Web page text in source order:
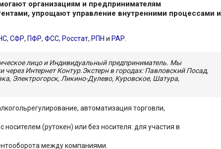
организациям и предпринимателям
упрощают управление внутренними процессами и
,СФР, ПФР,ФСС, Росстат, РПН и РАР
лицо и Индивидуальный предприниматель. Мы
Интернет Контур.Экстерн в городах: Павловский Посад,
Электрогорск, Ликино-Дулево, Куровское, Шатура,
автоматизация торговли,
(рутокен) или без носителя: для участия в
между компаниями.